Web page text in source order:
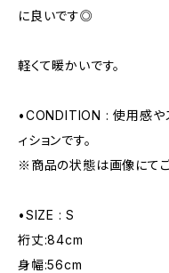
に良いです◎
軽くて暖かいです。
•CONDITION : 使用感や
ィションです。
※商品の状態は画像にてご
•SIZE : S
裄丈:84cm
身幅:56cm